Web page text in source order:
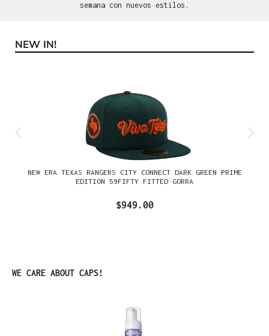
semana con nuevos estilos.
Omitir la galería de productos
NEW IN!
NEW ERA TEXAS RANGERS CITY CONNECT DARK GREEN PRIME
EDITION 59FIFTY FITTED GORRA
$949.00
Omitir la galería de productos
WE CARE ABOUT CAPS!